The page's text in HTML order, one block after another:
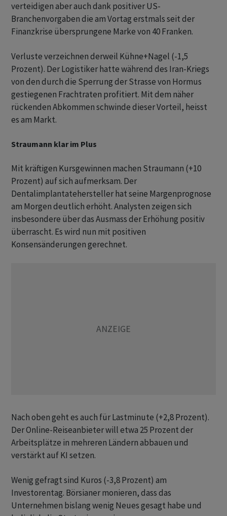
verteidigen aber auch dank positiver US-
Branchenvorgaben die am Vortag erstmals seit der
Finanzkrise übersprungene Marke von 40 Franken.
Verluste verzeichnen derweil Kühne+Nagel (-1,5
Prozent). Der Logistiker hatte während des Iran-Kriegs
von den durch die Sperrung der Strasse von Hormus
gestiegenen Frachtraten profitiert. Mit dem näher
rückenden Abkommen schwinde dieser Vorteil, heisst
es am Markt.
Straumann klar im Plus
Mit kräftigen Kursgewinnen machen Straumann (+10
Prozent) auf sich aufmerksam. Der
Dentalimplantatehersteller hat seine Margenprognose
am Morgen deutlich erhöht. Analysten zeigen sich
insbesondere über das Ausmass der Erhöhung positiv
überrascht. Es wird nun mit positiven
Konsensänderungen gerechnet.
Nach oben geht es auch für Lastminute (+2,8 Prozent).
Der Online-Reiseanbieter will etwa 25 Prozent der
Arbeitsplätze in mehreren Ländern abbauen und
verstärkt auf KI setzen.
Wenig gefragt sind Kuros (-3,8 Prozent) am
Investorentag. Börsianer monieren, dass das
Unternehmen bislang wenig Neues gesagt habe und